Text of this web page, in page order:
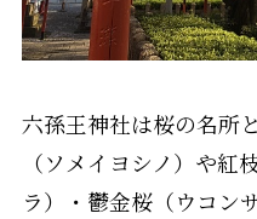
六孫王神社は桜の名所
（ソメイヨシノ）や紅
ラ）・鬱金桜（ウコン